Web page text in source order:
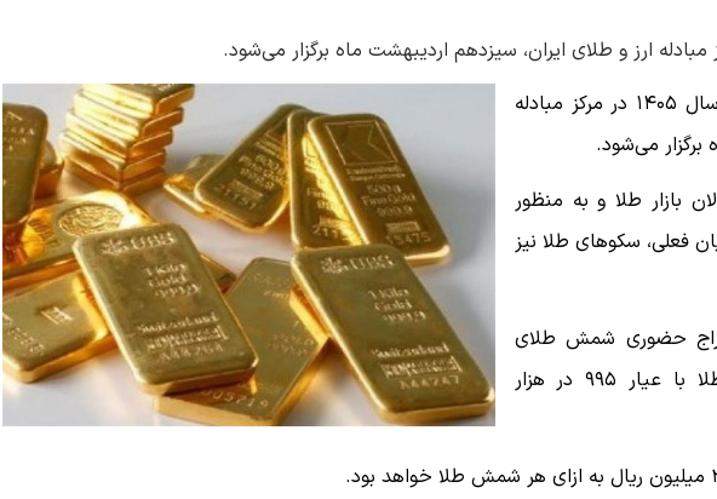
اولین حراج شمش طلا سال ۱۴۰۵ در مرکز مبادله
برگزار می‌شود.
بازار طلا و به منظور
فعلی، سکوهای طلا نیز
حضوری شمش طلای
استاندارد حداکثر ۲۵ قطعه شمش طلا با عیار ۹۹۵ در هزار